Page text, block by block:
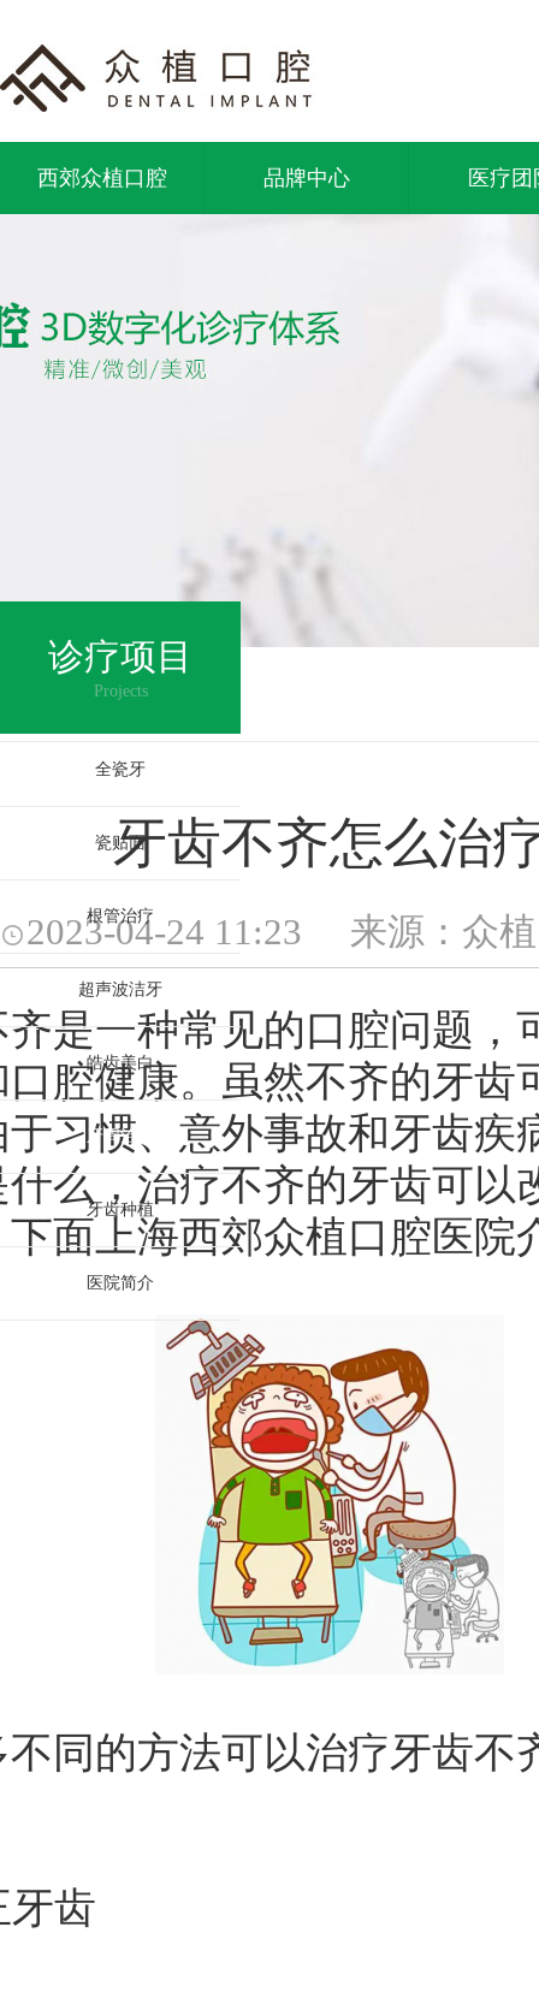
西郊众植口腔 品牌中心 医疗团
诊疗项目
Projects
全瓷牙
瓷贴面
根管治疗
超声波洁牙
皓齿美白
牙周治疗
牙齿种植
医院简介
牙齿不齐怎么治
2023-04-24 11:23 来源：
一种常见的口腔问题，
腔健康。虽然不齐的牙齿
习惯、意外事故和牙齿疾
么，治疗不齐的牙齿可以
面上海西郊众植口腔医院
的方法可以治疗牙齿不
齿